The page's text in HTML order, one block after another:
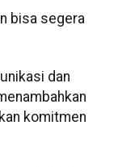
bisa segera
dan
komitmen